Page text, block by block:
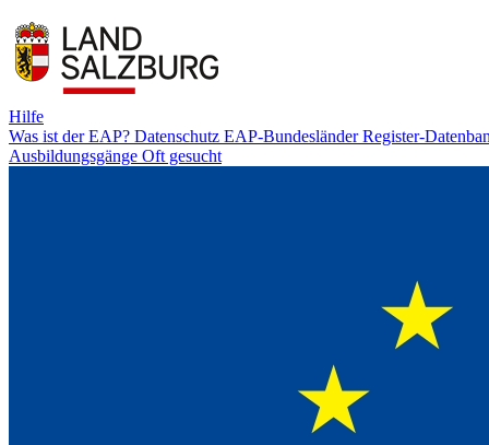
Hilfe
Was ist der EAP? Datenschutz EAP-BundesländerRegister-
Ausbildungsgänge Oft gesucht